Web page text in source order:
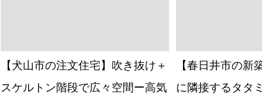
【犬山市の注文住宅】吹き抜け＋
スケルトン階段で広々空間ー高気
【春日井市の新
に隣接するタタ